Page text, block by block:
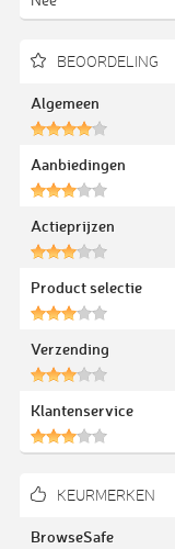
BEOORDELING
Algemeen
Aanbiedingen
Actieprijzen
Product selectie
Verzending
Klantenservice
KEURMERKEN
BrowseSafe